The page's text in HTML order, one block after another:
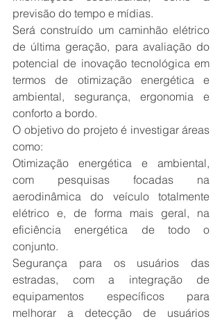
previsão do tempo e mídias.
Será construído um caminhão elétrico
de última geração, para avaliação do
potencial de inovação tecnológica em
termos de otimização energética e
ambiental, segurança, ergonomia e
conforto a bordo.
O objetivo do projeto é investigar áreas
como:
Otimização energética e ambiental,
com pesquisas focadas na
aerodinâmica do veículo totalmente
elétrico e, de forma mais geral, na
eficiência energética de todo o
conjunto.
Segurança para os usuários das
estradas, com a integração de
equipamentos específicos para
melhorar a detecção de usuários